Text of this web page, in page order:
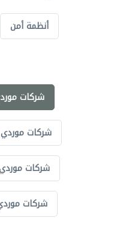
أنظمة أمن
شركات
شركات
شركات
شركات